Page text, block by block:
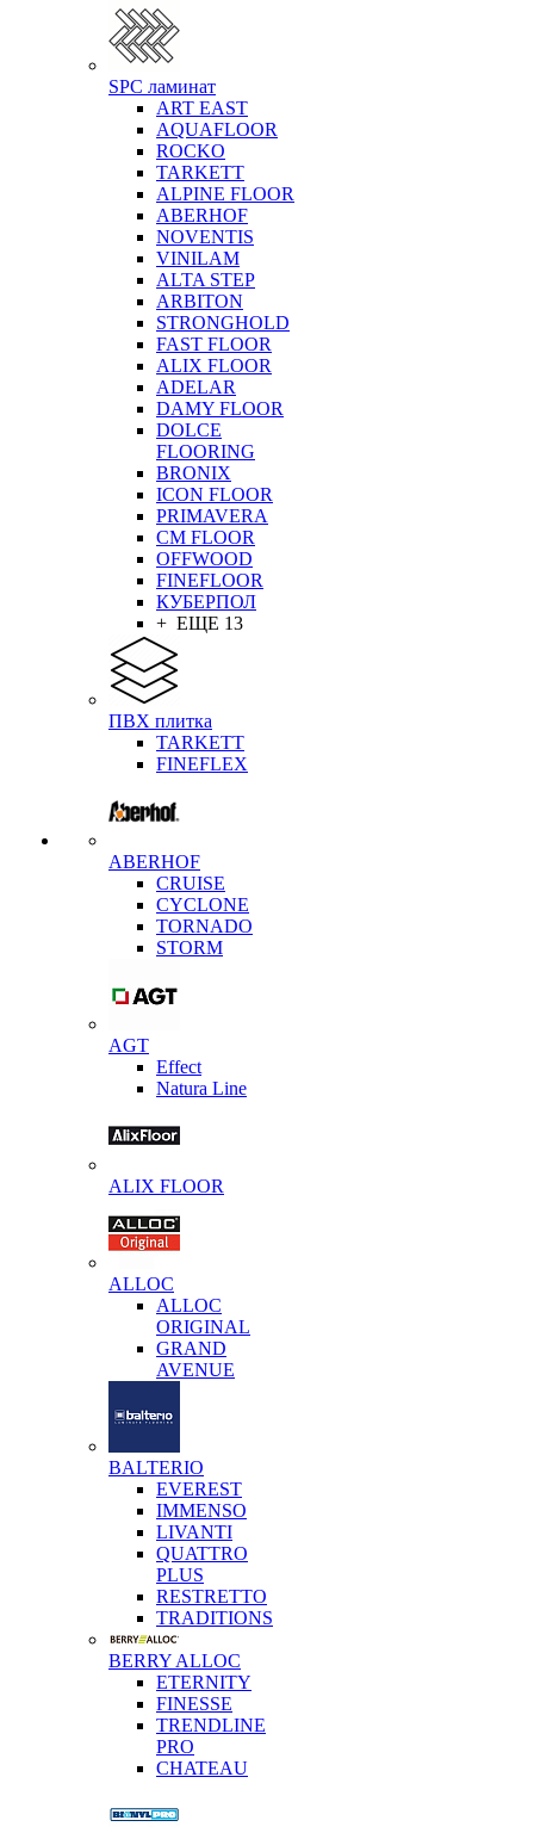
SPC ламинат
ART EAST
AQUAFLOOR
ROCKO
TARKETT
ALPINE FLOOR
ABERHOF
NOVENTIS
VINILAM
ALTA STEP
ARBITON
STRONGHOLD
FAST FLOOR
ALIX FLOOR
ADELAR
DAMY FLOOR
DOLCE
FLOORING
BRONIX
ICON FLOOR
PRIMAVERA
CM FLOOR
OFFWOOD
FINEFLOOR
КУБЕРПОЛ
+ ЕЩЕ 13
ПВХ плитка
TARKETT
FINEFLEX
ABERHOF
CRUISE
CYCLONE
TORNADO
STORM
AGT
Effect
Natura Line
ALIX FLOOR
ALLOC
ALLOC
ORIGINAL
GRAND
AVENUE
BALTERIO
EVEREST
IMMENSO
LIVANTI
QUATTRO
PLUS
RESTRETTO
TRADITIONS
BERRY ALLOC
ETERNITY
FINESSE
TRENDLINE
PRO
CHATEAU